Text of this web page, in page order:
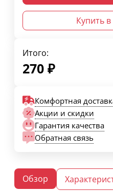
Купить
Итого:
270 ₽
Комфортная
Акции и скидки
Гарантия качества
Обратная связь
Обзор